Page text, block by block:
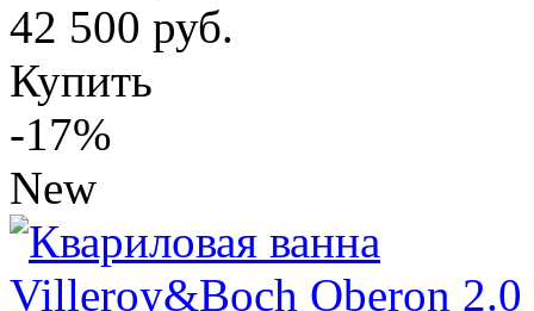
42 500 руб.
Купить
-17%
New